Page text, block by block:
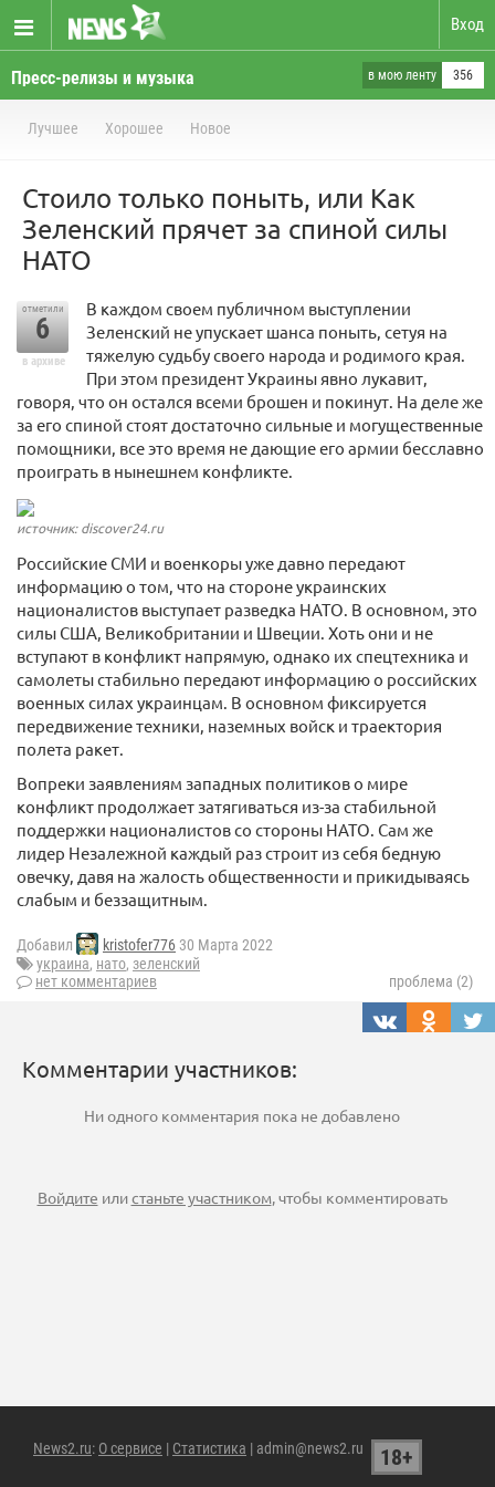
Вход
Пресс-релизы и музыка в мою ленту 356
Лучшее Хорошее Новое
Стоило только поныть, или Как
Зеленский прячет за спиной силы
НАТО
отметили
6
в архиве
В каждом своем публичном выступлении
Зеленский не упускает шанса поныть, сетуя на
тяжелую судьбу своего народа и родимого края.
При этом президент Украины явно лукавит,
говоря, что он остался всеми брошен и покинут. На деле же
за его спиной стоят достаточно сильные и могущественные
помощники, все это время не дающие его армии бесславно
проиграть в нынешнем конфликте.
источник: discover24.ru
Российские СМИ и военкоры уже давно передают
информацию о том, что на стороне украинских
националистов выступает разведка НАТО. В основном, это
силы США, Великобритании и Швеции. Хоть они и не
вступают в конфликт напрямую, однако их спецтехника и
самолеты стабильно передают информацию о российских
военных силах украинцам. В основном фиксируется
передвижение техники, наземных войск и траектория
полета ракет.
Вопреки заявлениям западных политиков о мире
конфликт продолжает затягиваться из-за стабильной
поддержки националистов со стороны НАТО. Сам же
лидер Незалежной каждый раз строит из себя бедную
овечку, давя на жалость общественности и прикидываясь
слабым и беззащитным.
Добавил kristofer776 30 Марта 2022
украина, нато, зеленский
нет комментариев
проблема (2)
Комментарии участников:
Ни одного комментария пока не добавлено
Войдите илистаньте участником, чтобы комментировать
News2.ru: О сервисе | Статистика | admin@news2.ru 18+